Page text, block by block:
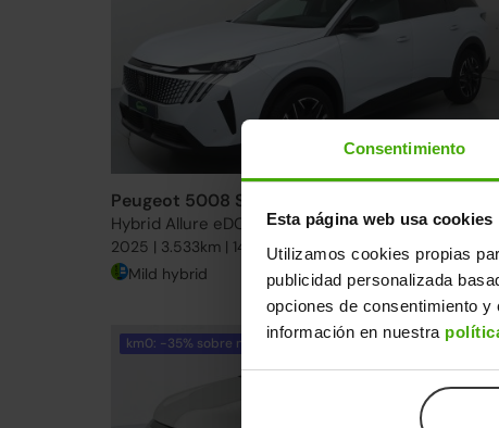
Consentimiento
Esta página web usa cookies
Utilizamos cookies propias
publicidad personalizada
opciones de consentimiento
información en nuestra
Peugeot 5008 SUV
Hybrid Allure eDCS6 145
2025 | 3.533km | 145CV | Automático
28.190€
Mild hybrid Desde434€ /mes
15-20 días
km0: -35% sobre nuevo